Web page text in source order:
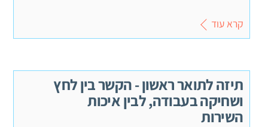
קרא עוד
תיזה לתואר ראשון - הקשר בין לחץ
ושחיקה בעבודה, לבין איכות
השירות